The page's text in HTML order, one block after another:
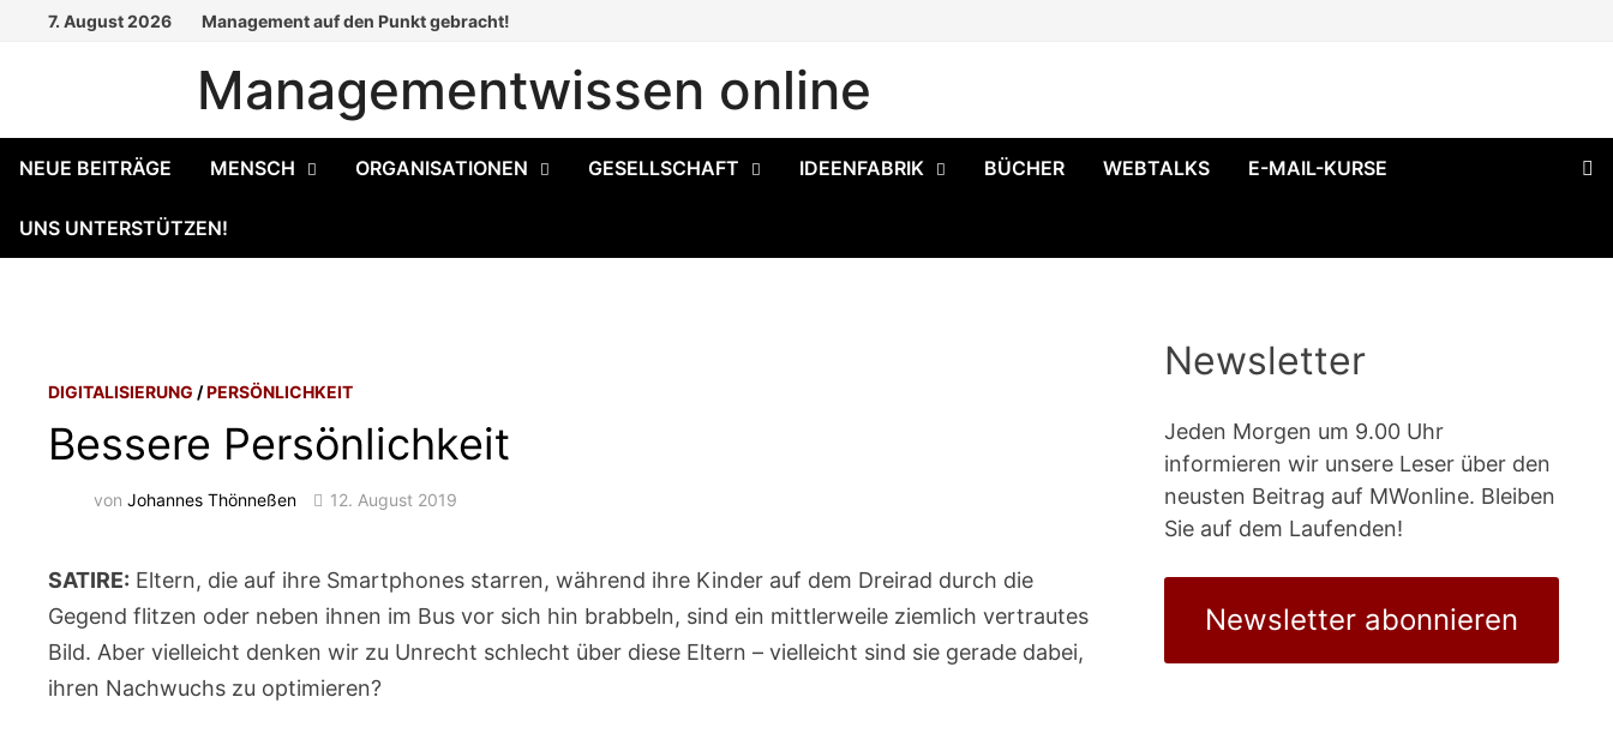
7. August 2026 Management auf den Punkt gebracht!
Managementwissen online
NEUE BEITRÄGE MENSCH ORGANISATIONEN GESELLSCHAFT IDEENFABRIK BÜCHER WEBTALKS E-MAIL-KURSE
UNS UNTERSTÜTZEN!
DIGITALISIERUNG /PERSÖNLICHKEIT
Bessere Persönlichkeit
vonJohannes Thönneßen 12. August 2019
SATIRE: Eltern, die auf ihre Smartphones starren, während ihre Kinder auf dem Dreirad durch die
Gegend flitzen oder neben ihnen im Bus vor sich hin brabbeln, sind ein mittlerweile ziemlich vertrautes
Bild. Aber vielleicht denken wir zu Unrecht schlecht über diese Eltern – vielleicht sind sie gerade dabei,
ihren Nachwuchs zu optimieren?
Newsletter
Jeden Morgen um 9.00 Uhr
informieren wir unsere Leser über den
neusten Beitrag auf MWonline. Bleiben
Sie auf dem Laufenden!
Newsletter abonnieren